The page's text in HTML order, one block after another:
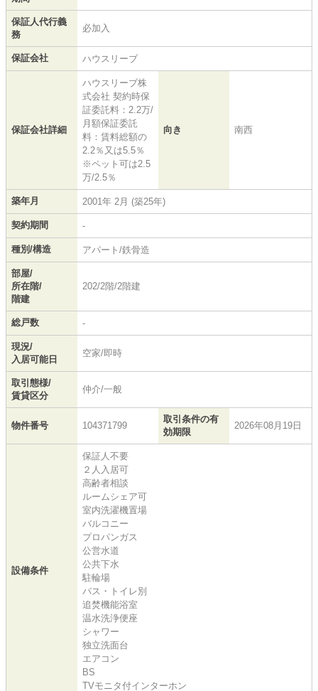
保証人代行義
務
必加入
保証会社 ハウスリーブ
保証会社詳細
ハウスリーブ株
式会社 契約時保
証委託料：2.2万/
月額保証委託
料：賃料総額の
2.2％又は5.5％
※ペット可は2.5
万/2.5％
向き 南西
築年月 2001年 2月 (築25年)
契約期間 -
種別/構造 アパート/鉄骨造
部屋/
所在階/
階建
202/2階/2階建
総戸数 -
現況/
入居可能日
空家/即時
取引態様/
賃貸区分
仲介/一般
物件番号 104371799
取引条件の有
効期限
2026年08月19日
設備条件
保証人不要
２人入居可
高齢者相談
ルームシェア可
室内洗濯機置場
バルコニー
プロパンガス
公営水道
公共下水
駐輪場
バス・トイレ別
追焚機能浴室
温水洗浄便座
シャワー
独立洗面台
エアコン
BS
TVモニタ付インターホン